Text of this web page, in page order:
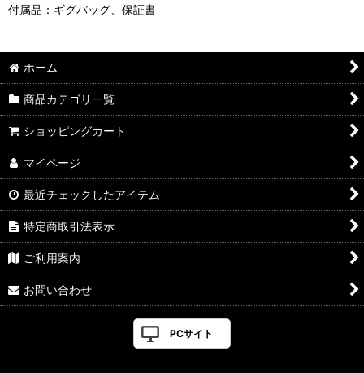
付属品：ギグバッグ、保証書
ホーム
商品カテゴリ一覧
ショッピングカート
マイページ
最近チェックしたアイテム
特定商取引法表示
ご利用案内
お問い合わせ
PCサイト